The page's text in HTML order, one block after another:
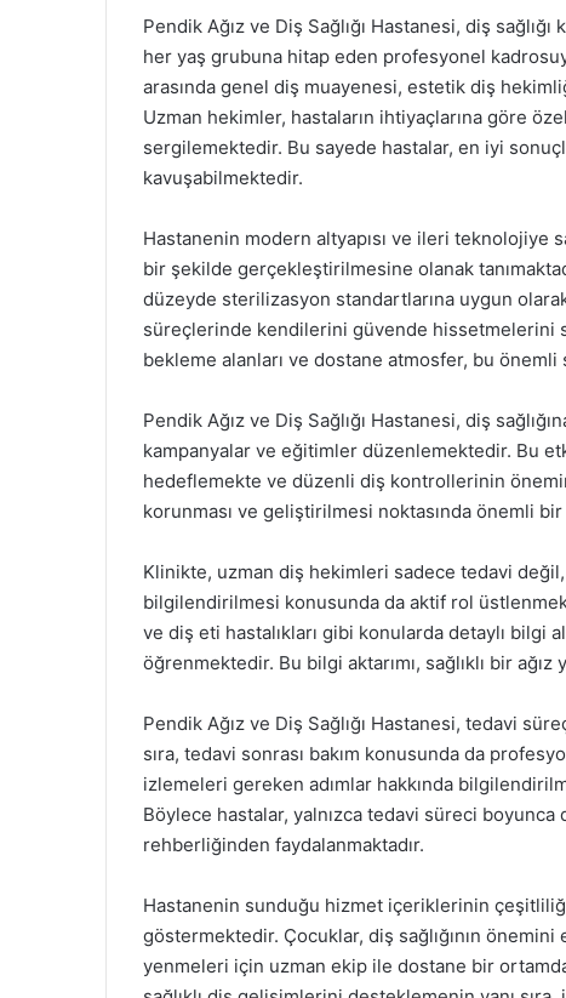
Pendik Ağız ve Diş Sağlığı Hastanesi, diş
her yaş grubuna hitap eden profesyonel
arasında genel diş muayenesi, estetik diş
Uzman hekimler, hastaların ihtiyaçlarına göre
sergilemektedir. Bu sayede hastalar, en iyi
kavuşabilmektedir.
Hastanenin modern altyapısı ve ileri teknolojiye
bir şekilde gerçekleştirilmesine olanak
düzeyde sterilizasyon standartlarına uygun
süreçlerinde kendilerini güvende hissetmelerini
bekleme alanları ve dostane atmosfer, bu
Pendik Ağız ve Diş Sağlığı Hastanesi, diş
kampanyalar ve eğitimler düzenlemektedir. Bu
hedeflemekte ve düzenli diş kontrollerinin
korunması ve geliştirilmesi noktasında önemli bir
Klinikte, uzman diş hekimleri sadece tedavi değil,
bilgilendirilmesi konusunda da aktif rol
ve diş eti hastalıkları gibi konularda detaylı bilgi
öğrenmektedir. Bu bilgi aktarımı, sağlıklı bir
Pendik Ağız ve Diş Sağlığı Hastanesi, tedavi
sıra, tedavi sonrası bakım konusunda da
izlemeleri gereken adımlar hakkında
Böylece hastalar, yalnızca tedavi süreci boyunca
rehberliğinden faydalanmaktadır.
Hastanenin sunduğu hizmet içeriklerinin
göstermektedir. Çocuklar, diş sağlığının
yenmeleri için uzman ekip ile dostane bir